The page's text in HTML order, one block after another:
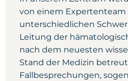
von einem
unterschiedlichen
Leitung der
nach dem neuesten
Stand der Medizin
Fallbesprechungen,